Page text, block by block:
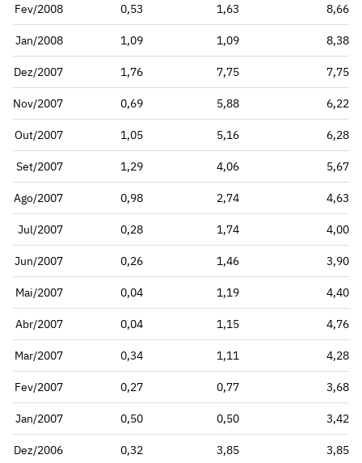
Fev/2008 0,53 1,63 8,66
Jan/2008 1,09 1,09 8,38
Dez/2007 1,76 7,75 7,75
Nov/2007 0,69 5,88 6,22
Out/2007 1,05 5,16 6,28
Set/2007 1,29 4,06 5,67
Ago/2007 0,98 2,74 4,63
Jul/2007 0,28 1,74 4,00
Jun/2007 0,26 1,46 3,90
Mai/2007 0,04 1,19 4,40
Abr/2007 0,04 1,15 4,76
Mar/2007 0,34 1,11 4,28
Fev/2007 0,27 0,77 3,68
Jan/2007 0,50 0,50 3,42
Dez/2006 0,32 3,85 3,85